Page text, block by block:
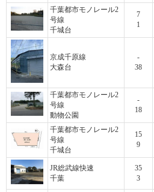
千葉都市モノレール2
号線
千城台
7
1
京成千原線
大森台
-
38
千葉都市モノレール2
号線
動物公園
-
18
千葉都市モノレール2
号線
千城台
15
9
JR総武線快速
千葉
35
3